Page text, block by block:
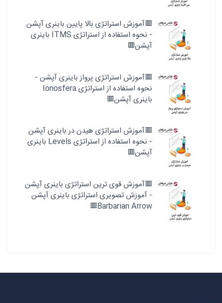
🟥آموزش استراتژی بالا پایین باینری آپشن
- نحوه استفاده از استراتژی ITMS باینری
آپشن🟥
🟥آموزش استراتژی پرواز باینری آپشن -
نحوه استفاده از استراتژی Ionosfera
باینری آپشن🟥
🟥آموزش استراتژی هیدن در باینری آپشن
- نحوه استفاده از استراتژی Levels باینری
آپشن🟥
🟥آموزش قوی ترین استراتژی باینری آپشن
- آموزش تصویری استراتژی باینری آپشن
Barbarian Arrow🟥